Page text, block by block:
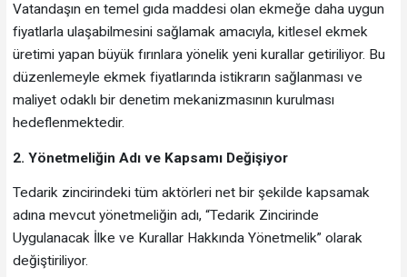
Vatandaşın en temel gıda maddesi olan ekmeğe daha uygun
fiyatlarla ulaşabilmesini sağlamak amacıyla, kitlesel ekmek
üretimi yapan büyük fırınlara yönelik yeni kurallar getiriliyor. Bu
düzenlemeyle ekmek fiyatlarında istikrarın sağlanması ve
maliyet odaklı bir denetim mekanizmasının kurulması
hedeflenmektedir.
2. Yönetmeliğin Adı ve Kapsamı Değişiyor
Tedarik zincirindeki tüm aktörleri net bir şekilde kapsamak
adına mevcut yönetmeliğin adı, “Tedarik Zincirinde
Uygulanacak İlke ve Kurallar Hakkında Yönetmelik” olarak
değiştiriliyor.